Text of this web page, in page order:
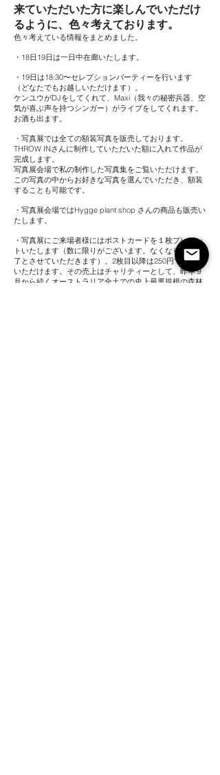
来ていただいた方に楽しんでいただけ
るように、色々考えております。
色々考えている情報をまとめました。
・18日19日は一日中在廊いたします。
・19日は18:30〜セレプションパーティーを行います
（どなたでもお越しいただけます）。
ケンユウがDJをしてくれて、Maxi（我々の秘密兵器、空
気が喜ぶ声を持つシンガー）がライブをしてくれます。
お酒も出ます。
・写真展では全ての額装写真を販売しております。
THROW INさんに制作していただいた額に入れて作品が
完成します。
写真展会場で私の制作した写真集をご覧いただけます。
この写真の中からお好きな写真を選んでいただき、額装
することも可能です。
・写真展会場ではHygge plant shop さんの商品も販売い
たします。
・写真展にご来場者様にはポストカードを１枚プレゼン
トいたします（数に限りがございます。なくなり次第終
了とさせていただきます）。2枚目以降は250円でご購入
いただけます。その売上はチャリティーとして、昨年９
月から続くオーストラリア全土での史上最悪規模の森林